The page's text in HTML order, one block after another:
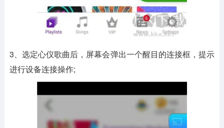
3、选定心仪歌曲后，屏幕会弹出一个醒目的连接框，提示
进行设备连接操作;